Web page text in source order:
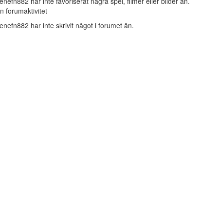
forumaktivitet
har inte skrivit något i forumet än.